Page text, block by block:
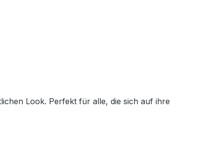
Look. Perfekt für alle, die sich auf ihre